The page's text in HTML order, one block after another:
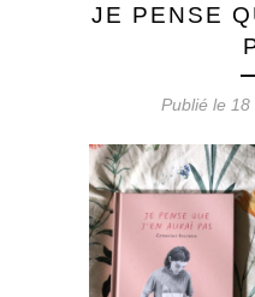
JE PENSE
Publié le